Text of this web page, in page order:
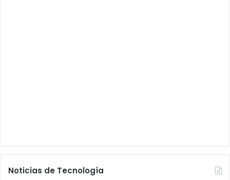
Noticias de Tecnología